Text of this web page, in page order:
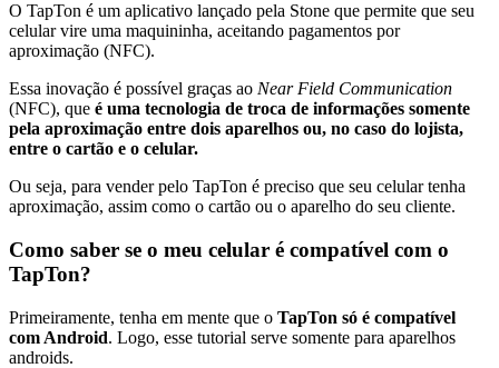
O TapTon é um aplicativo lançado pela Stone que permite que seu
celular vire uma maquininha, aceitando pagamentos por
aproximação (NFC).
Essa inovação é possível graças ao Near Field Communication
(NFC), que é uma tecnologia de troca de informações somente
pela aproximação entre dois aparelhos ou, no caso do lojista,
entre o cartão e o celular.
Ou seja, para vender pelo TapTon é preciso que seu celular tenha
aproximação, assim como o cartão ou o aparelho do seu cliente.
Como saber se o meu celular é compatível com o
TapTon?
Primeiramente, tenha em mente que o TapTon só é compatível
com Android. Logo, esse tutorial serve somente para aparelhos
androids.